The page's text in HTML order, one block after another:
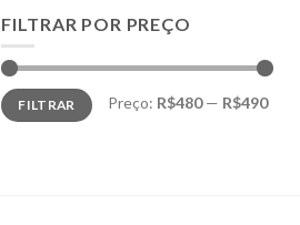
FILTRAR POR PREÇO
Preço
mínimo
Preço
máximo
FILTRAR Preço: R$480— R$490